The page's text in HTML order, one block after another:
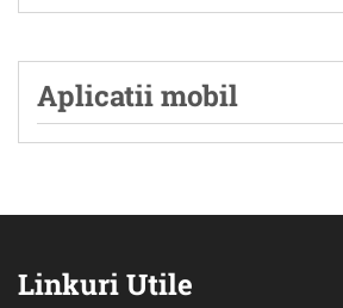
Aplicatii mobil
Linkuri Utile